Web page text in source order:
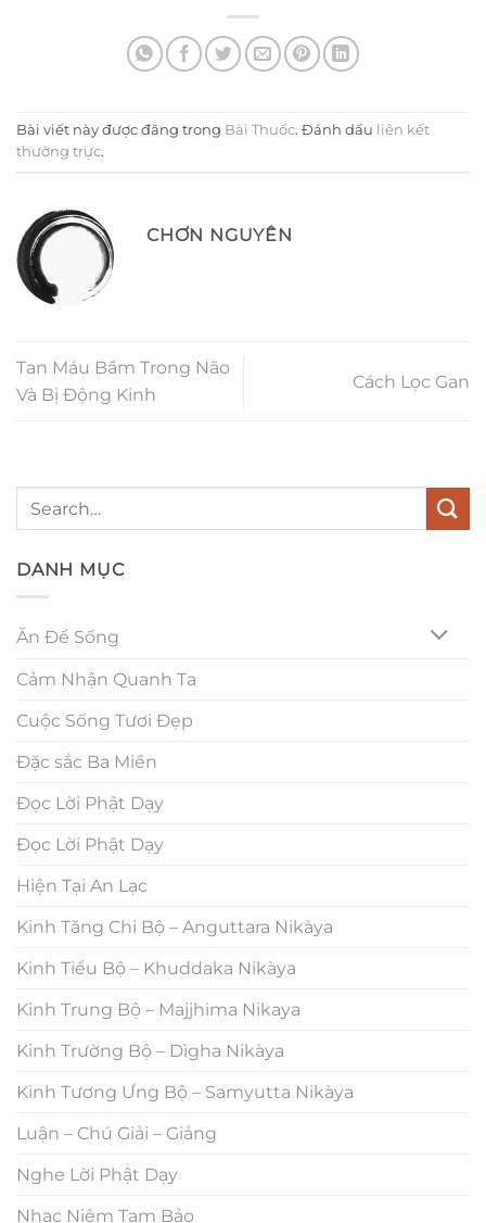
Bài viết này được đăng trong Bài Thuốc. Đánh dấu liên kết
thường trực.
CHƠN NGUYÊN
Tan Máu Bầm Trong Não
Và Bị Động Kinh
Cách Lọc Gan
DANH MỤC
Ăn Để Sống
Cảm Nhận Quanh Ta
Cuộc Sống Tươi Đẹp
Đặc sắc Ba Miền
Đọc Lời Phật Dạy
Đọc Lời Phật Dạy
Hiện Tại An Lạc
Kinh Tăng Chi Bộ – Anguttara Nikàya
Kinh Tiểu Bộ – Khuddaka Nikàya
Kinh Trung Bộ – Majjhima Nikaya
Kinh Trường Bộ – Dìgha Nikàya
Kinh Tương Ưng Bộ – Samyutta Nikàya
Luận – Chú Giải – Giảng
Nghe Lời Phật Dạy
Nhạc Niệm Tam Bảo